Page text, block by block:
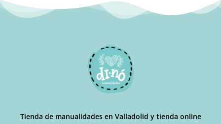
variantes.
Las
Tienda de manualidades en Valladolid y tienda online